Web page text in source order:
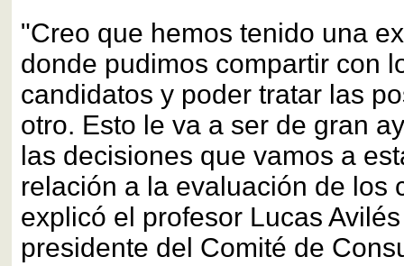
"Creo que hemos tenido una
donde pudimos compartir con
candidatos y poder tratar las
otro. Esto le va a ser de gran
las decisiones que vamos a
relación a la evaluación de los
explicó el profesor Lucas
presidente del Comité de